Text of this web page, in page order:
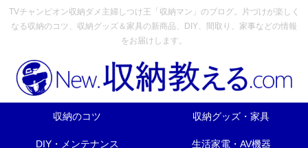
TVチャンピオン収納ダメ主婦しつけ王「収納マン」のブログ。片づけが楽しく
なる収納のコツ、収納グッズ＆家具の新商品、DIY、間取り、家事などの情報
をお届けします。
収納のコツ 収納グッズ・家具
DIY・メンテナンス 生活家電・AV機器